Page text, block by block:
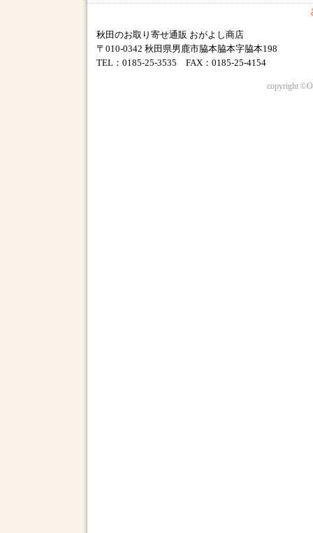
秋田のお取り寄せ通販 おがよし商店
〒010-0342 秋田県男鹿市脇本脇本字脇本198
TEL：0185-25-3535 FAX：0185-25-4154
copyright